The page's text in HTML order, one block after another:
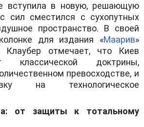
вступила в новую, решающую
сил сместился с сухопутных
пространство. В своей
для издания «Маарив»
Клаубер отмечает, что Киев
классической доктрины,
превосходстве, и
на технологическое
от защиты к тотальному